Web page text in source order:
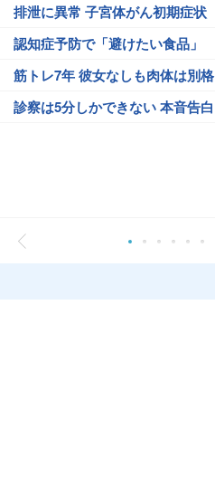
排泄に異常 子宮体がん初期症状
認知症予防で「避けたい食品」
筋トレ7年 彼女なしも肉体は別格
診察は5分しかできない 本音告白